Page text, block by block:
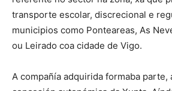
transporte escolar, discrecional e
municipios como Ponteareas, As
ou Leirado coa cidade de Vigo.
A compañía adquirida formaba parte,